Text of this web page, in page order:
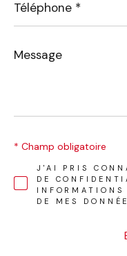
*
Message
*
J'AI PRIS
DE
DE MES
* Champ obligatoire